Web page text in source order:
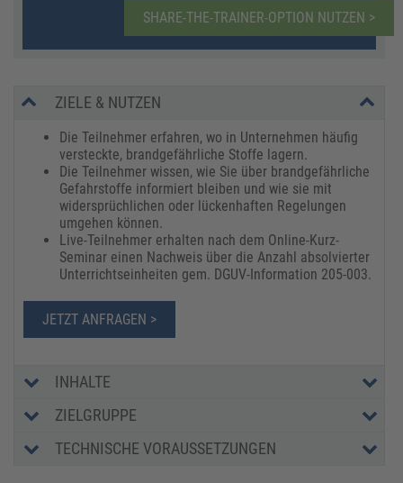
SHARE-THE-TRAINER-OPTION NUTZEN >
ZIELE & NUTZEN
Die Teilnehmer erfahren, wo in Unternehmen häufig
versteckte, brandgefährliche Stoffe lagern.
Die Teilnehmer wissen, wie Sie über brandgefährliche
Gefahrstoffe informiert bleiben und wie sie mit
widersprüchlichen oder lückenhaften Regelungen
umgehen können.
Live-Teilnehmer erhalten nach dem Online-Kurz-
Seminar einen Nachweis über die Anzahl absolvierter
Unterrichtseinheiten gem. DGUV-Information 205-003.
JETZT ANFRAGEN >
INHALTE
ZIELGRUPPE
TECHNISCHE VORAUSSETZUNGEN